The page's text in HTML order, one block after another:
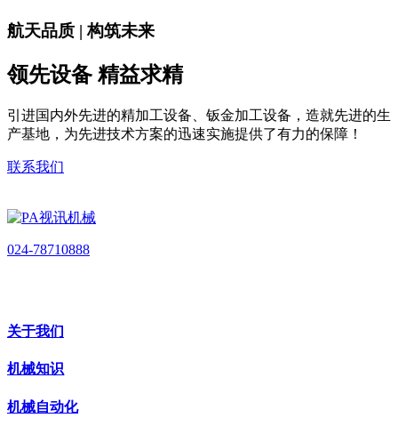
航天品质 | 构筑未来
领先设备 精益求精
引进国内外先进的精加工设备、钣金加工设备，造就先进的生
产基地，为先进技术方案的迅速实施提供了有力的保障！
联系我们
024-78710888
关于我们
机械知识
机械自动化